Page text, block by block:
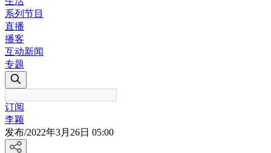
系列节目
直播
播客
互动新闻
专题
订阅
李颖
发布/2022年3月26日 05:00